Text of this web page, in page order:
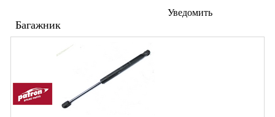
Уведомить
Багажник